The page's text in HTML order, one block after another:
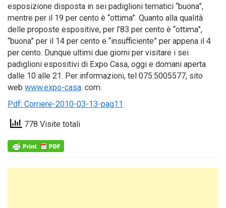
esposizione disposta in sei padiglioni tematici “buona”,
mentre per il 19 per cento è “ottima”. Quanto alla qualità
delle proposte espositive, per l’83 per cento è “ottima”,
“buona” per il 14 per cento e “insufficiente” per appena il 4
per cento. Dunque ultimi due giorni per visitare i sei
padiglioni espositivi di Expo Casa, oggi e domani aperta
dalle 10 alle 21. Per informazioni, tel 075.5005577, sito
web www.expo-casa. com.
Pdf: Corriere-2010-03-13-pag11
778 Visite totali